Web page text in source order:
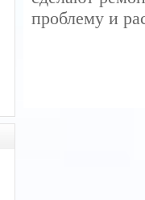
проблему и